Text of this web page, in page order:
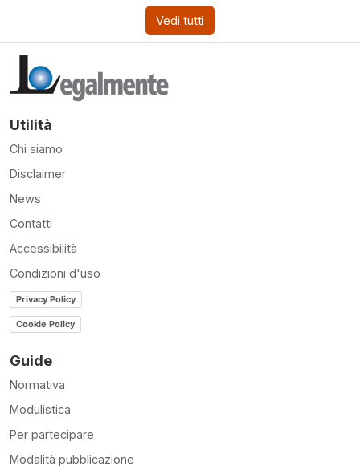
Vedi tutti
Utilità
Chi siamo
Disclaimer
News
Contatti
Accessibilità
Condizioni d'uso
Privacy Policy
Cookie Policy
Guide
Normativa
Modulistica
Per partecipare
Modalità pubblicazione